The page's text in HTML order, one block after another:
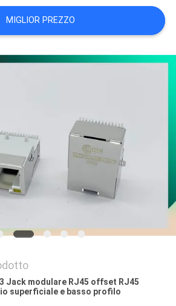
MIGLIOR PREZZO
Jack modulare RJ45 offset RJ45
superficiale e basso profilo